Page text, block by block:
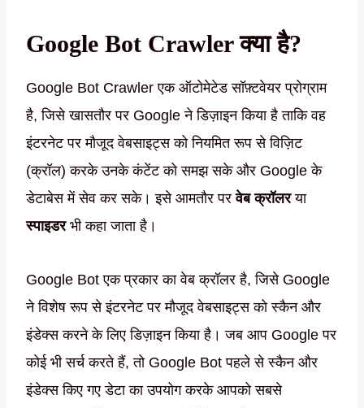
Google Bot Crawler क्या है?
Google Bot Crawler एक ऑटोमेटेड सॉफ़्टवेयर प्रोग्राम
है, जिसे खासतौर पर Google ने डिज़ाइन किया है ताकि वह
इंटरनेट पर मौजूद वेबसाइट्स को नियमित रूप से विज़िट
(क्रॉल) करके उनके कंटेंट को समझ सके और Google के
डेटाबेस में सेव कर सके। इसे आमतौर परवेब क्रॉलरया
स्पाइडरभी कहा जाता है।
Google Bot एक प्रकार का वेब क्रॉलर है, जिसे Google
ने विशेष रूप से इंटरनेट पर मौजूद वेबसाइट्स को स्कैन और
इंडेक्स करने के लिए डिज़ाइन किया है। जब आप Google पर
कोई भी सर्च करते हैं, तो Google Bot पहले से स्कैन और
इंडेक्स किए गए डेटा का उपयोग करके आपको सबसे